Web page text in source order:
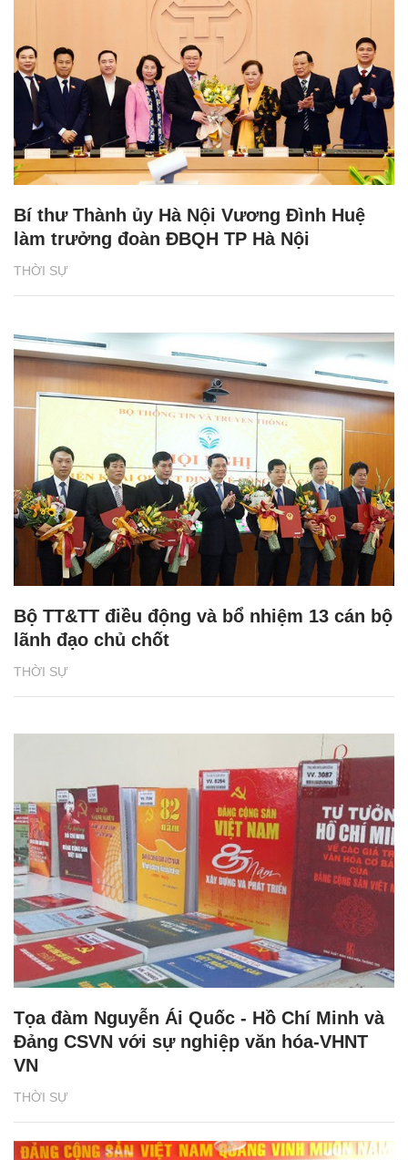
THỜI SỰ
Bí thư Thành ủy Hà Nội Vương Đình Huệ
làm trưởng đoàn ĐBQH TP Hà Nội
THỜI SỰ
Bộ TT&TT điều động và bổ nhiệm 13 cán bộ
lãnh đạo chủ chốt
THỜI SỰ
Tọa đàm Nguyễn Ái Quốc - Hồ Chí Minh và
Đảng CSVN với sự nghiệp văn hóa-VHNT
VN